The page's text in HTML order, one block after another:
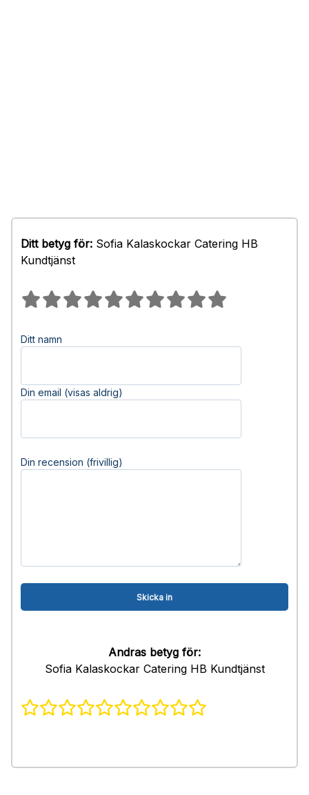
Ditt betyg för: Sofia Kalaskockar Catering HB
Kundtjänst
Ditt namn
Din email (visas aldrig)
Din recension (frivillig)
Andras betyg för:
Sofia Kalaskockar Catering HB Kundtjänst